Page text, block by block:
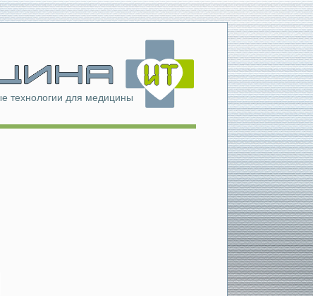
технологии для медицины